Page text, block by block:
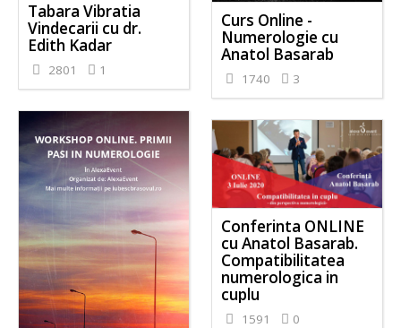
Tabara Vibratia
Vindecarii cu dr.
Edith Kadar
2801 1
Curs Online -
Numerologie cu
Anatol Basarab
1740 3
Conferinta ONLINE
cu Anatol Basarab.
Compatibilitatea
numerologica in
cuplu
1591 0